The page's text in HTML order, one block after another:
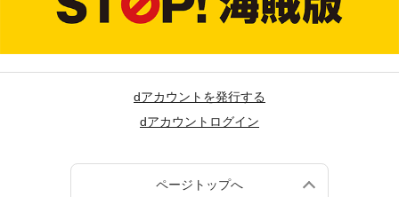
dアカウントを発行する
dアカウントログイン
ページトップへ